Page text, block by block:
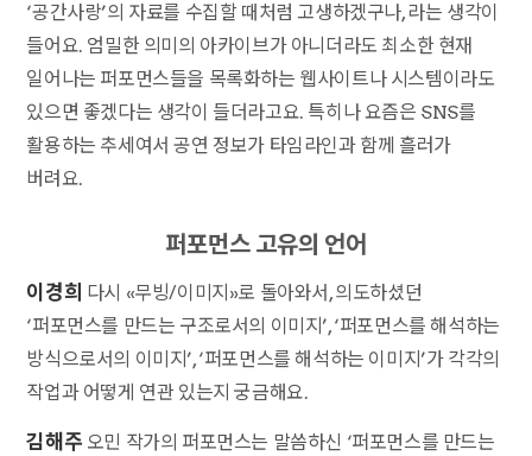
‘공간사랑’의 자료를 수집할 때처럼 고생하겠구나, 라는 생각이
들어요. 엄밀한 의미의 아카이브가 아니더라도 최소한 현재
일어나는 퍼포먼스들을 목록화하는 웹사이트나 시스템이라도
있으면 좋겠다는 생각이 들더라고요. 특히나 요즘은 SNS를
활용하는 추세여서 공연 정보가 타임라인과 함께 흘러가
버려요.
퍼포먼스 고유의 언어
이경희 다시 «무빙/이미지»로 돌아와서, 의도하셨던
‘퍼포먼스를 만드는 구조로서의 이미지’, ‘퍼포먼스를 해석하는
방식으로서의 이미지’, ‘퍼포먼스를 해석하는 이미지’가 각각의
작업과 어떻게 연관 있는지 궁금해요.
김해주 오민 작가의 퍼포먼스는 말씀하신 ‘퍼포먼스를 만드는